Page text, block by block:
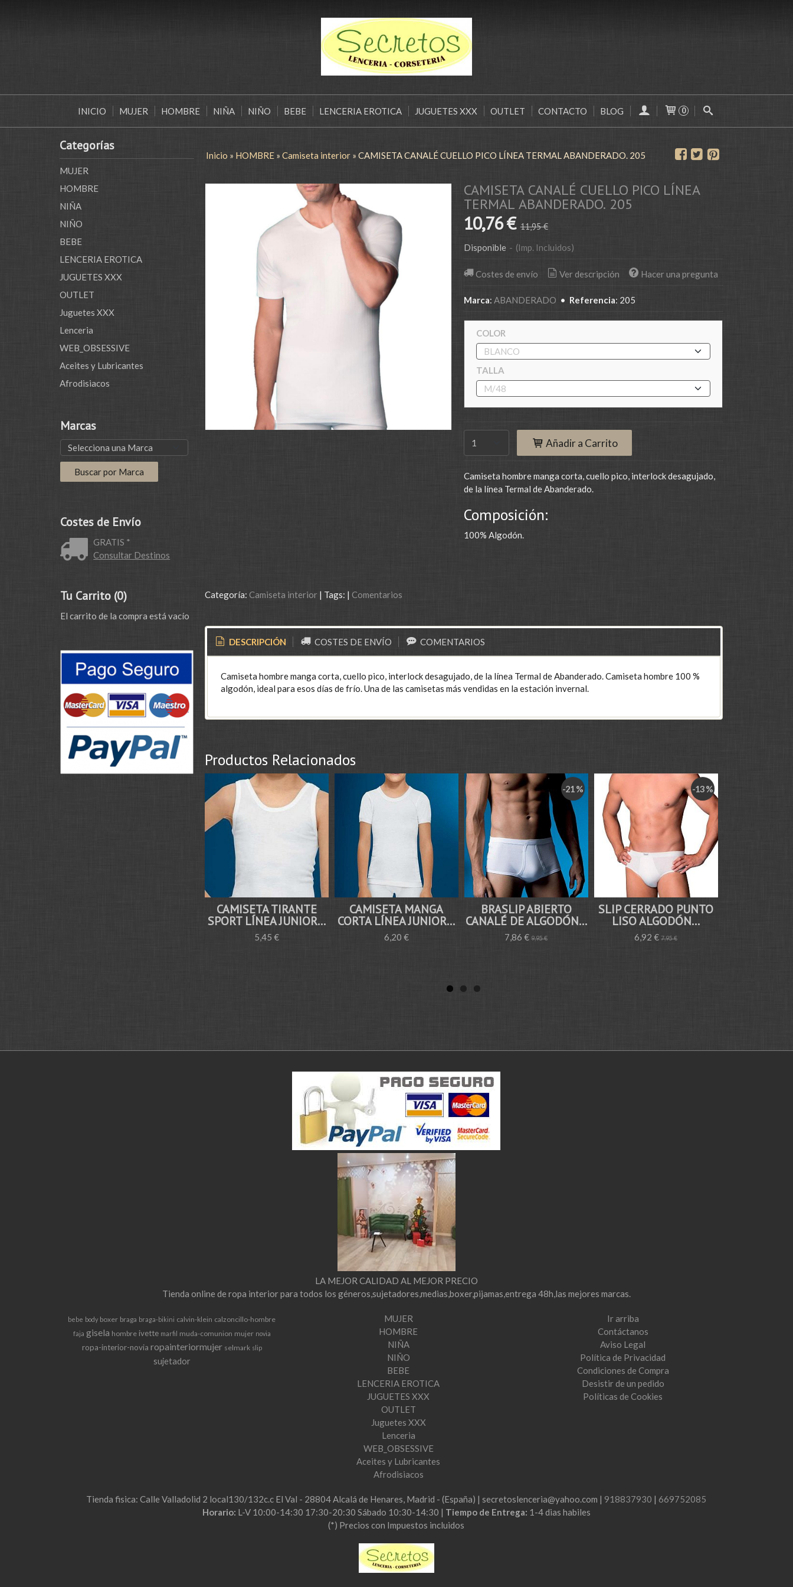
INICIO MUJER HOMBRE NIÑA NIÑO BEBE LENCERIA EROTICA JUGUETES XXX OUTLET CONTACTO BLOG 0
Categorías
MUJER
HOMBRE
NIÑA
NIÑO
BEBE
LENCERIA EROTICA
JUGUETES XXX
OUTLET
Juguetes XXX
Lenceria
WEB_OBSESSIVE
Aceites y Lubricantes
Afrodisiacos
Marcas
Costes de Envío
GRATIS *
Consultar Destinos
Tu Carrito (0)
El carrito de la compra está vacío
Inicio » HOMBRE» Camiseta interior» CAMISETA CANALÉ CUELLO PICO LÍNEA TERMAL ABANDERADO. 205
CAMISETA CANALÉ CUELLO PICO LÍNEA
TERMAL ABANDERADO. 205
10,76 € 11,95 €
Disponible - (Imp. Incluidos)
Costes de envío Ver descripción Hacer una pregunta
Marca: ABANDERADO • Referencia: 205
COLOR
TALLA
Añadir a Carrito
Camiseta hombre manga corta, cuello pico, interlock desagujado,
de la línea Termal de Abanderado.
Composición:
100% Algodón.
Categoría: Camiseta interior| Tags: | Comentarios
DESCRIPCIÓN COSTES DE ENVÍO COMENTARIOS
Camiseta hombre manga corta, cuello pico, interlock desagujado, de la línea Termal de Abanderado. Camiseta hombre 100 %
algodón, ideal para esos días de frío. Una de las camisetas más vendidas en la estación invernal.
Productos Relacionados
CAMISETA TIRANTE
SPORT LÍNEA JUNIOR...
5,45 €
CAMISETA MANGA
CORTA LÍNEA JUNIOR...
6,20 €
-21 %
BRASLIP ABIERTO
CANALÉ DE ALGODÓN...
7,86 €9,95 €
-13 %
SLIP CERRADO PUNTO
LISO ALGODÓN...
6,92 €7,95 €
LA MEJOR CALIDAD AL MEJOR PRECIO
Tienda online de ropa interior para todos los géneros,sujetadores,medias,boxer,pijamas,entrega 48h,las mejores marcas.
bebe body boxer braga braga-bikini calvin-klein calzoncillo-hombre
faja gisela hombre ivette marfil muda-comunion mujer novia
ropa-interior-novia ropainteriormujer selmark slip
sujetador
MUJER
HOMBRE
NIÑA
NIÑO
BEBE
LENCERIA EROTICA
JUGUETES XXX
OUTLET
Juguetes XXX
Lenceria
WEB_OBSESSIVE
Aceites y Lubricantes
Afrodisiacos
Ir arriba
Contáctanos
Aviso Legal
Política de Privacidad
Condiciones de Compra
Desistir de un pedido
Políticas de Cookies
Tienda fisica: Calle Valladolid 2 local130/132c.c El Val - 28804 Alcalá de Henares, Madrid - (España) | secretoslenceria@yahoo.com | 918837930 | 669752085
Horario: L-V 10:00-14:30 17:30-20:30 Sábado 10:30-14:30 | Tiempo de Entrega: 1-4 dias habiles
(*) Precios con Impuestos incluidos